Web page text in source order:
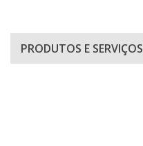
PRODUTOS E SERVIÇOS